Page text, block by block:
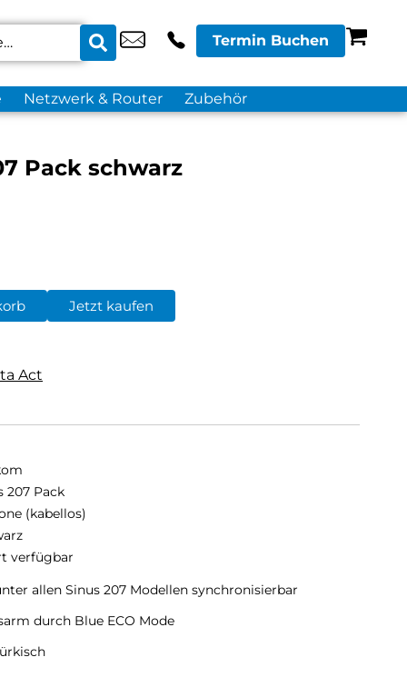
Termin Buchen
Netzwerk & Router Zubehör
Pack schwarz
Jetzt kaufen
Act
207 Pack
(kabellos)
verfügbar
allen Sinus 207 Modellen synchronisierbar
durch Blue ECO Mode